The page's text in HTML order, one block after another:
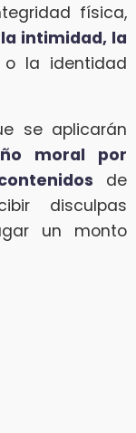
física,
intimidad, la
la identidad
se aplicarán
moral por
de
disculpas
un monto